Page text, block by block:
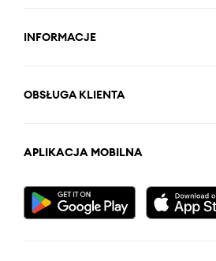
INFORMACJE
OBSŁUGA KLIENTA
APLIKACJA MOBILNA